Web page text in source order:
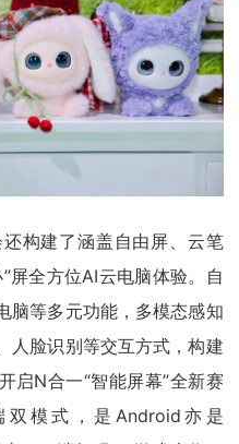
构建了涵盖自由屏、云笔
屏全方位AI云电脑体验。自
脑等多元功能，多模态感知
人脸识别等交互方式，构建
启N合一“智能屏幕”全新赛
模式，是Android亦是